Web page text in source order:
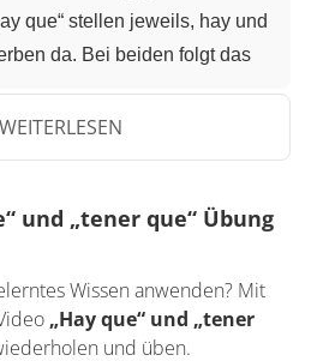
que“ stellen jeweils, hay und
da. Bei beiden folgt das
klingt. Schauen wir uns dazu
„hay que“ und
plus Infinitiv bringt die
tun“ zum Ausdruck. Im
que“, geht es hier eher um
Wie du es an dem
WEITERLESEN
und „tener que“ Übung
Wissen anwenden? Mit
„Hay que“ und „tener
und üben.